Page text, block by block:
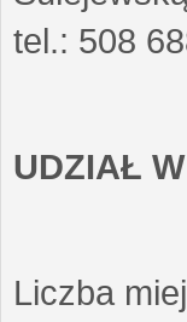
tel.: 508
UDZIAŁ
Liczba